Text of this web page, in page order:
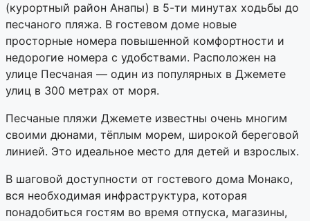
(курортный район Анапы) в 5-ти минутах ходьбы до
песчаного пляжа. В гостевом доме новые
просторные номера повышенной комфортности и
недорогие номера с удобствами. Расположен на
улице Песчаная — один из популярных в Джемете
улиц в 300 метрах от моря.
Песчаные пляжи Джемете известны очень многим
своими дюнами, тёплым морем, широкой береговой
линией. Это идеальное место для детей и взрослых.
В шаговой доступности от гостевого дома Монако,
вся необходимая инфраструктура, которая
понадобиться гостям во время отпуска, магазины,